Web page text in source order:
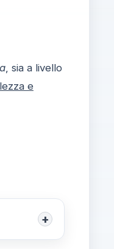
, sia a livello
e
+